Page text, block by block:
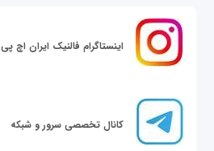
اینستاگرام فالنیک ایران اچ پی
کانال تخصصی سرور و شبکه